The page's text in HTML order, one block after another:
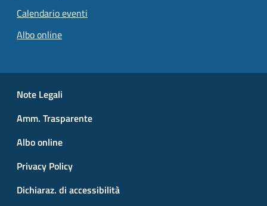
Calendario eventi
Albo online
Small prints
Note Legali
Amm. Trasparente
Albo online
Privacy Policy
Dichiaraz. di accessibilità